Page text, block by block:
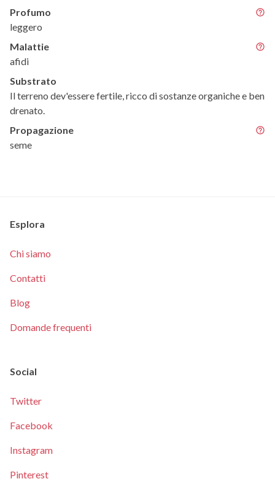
Profumo
leggero
Malattie
afidi
Substrato
Il terreno dev'essere fertile, ricco di sostanze organiche e ben
drenato.
Propagazione
seme
Esplora
Chi siamo
Contatti
Blog
Domande frequenti
Social
Twitter
Facebook
Instagram
Pinterest